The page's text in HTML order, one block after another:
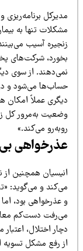
برنامه‌ریزی و
تنها به بیماران
آسیب می‌بینند،
شرکت‌های پخش تا
از سوی
می‌شود و در نتیجه
عملاً امکان
به‌مرور کل
می‌کند.»
همچنین از نبود
و می‌گوید: «تنها
عذرخواهی بود، اما
دست‌کم معادل
اختلال، اعتبار
رفع مشکل تسویه انجام